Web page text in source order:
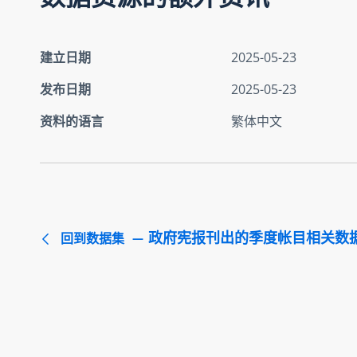
建立日期
2025-05-23
发布日期
2025-05-23
资料的语言
繁体中文
回到数据集 政府宪报刊出的季度帐目相关数